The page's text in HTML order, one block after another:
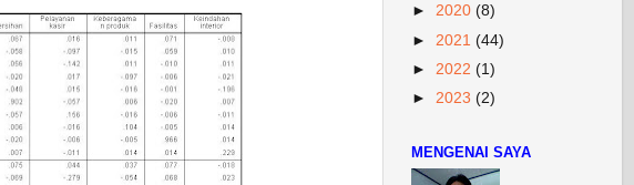
► 2020 (8)
► 2021 (44)
► 2022 (1)
► 2023 (2)
MENGENAI SAYA